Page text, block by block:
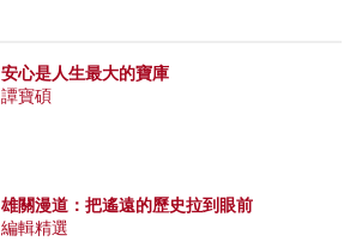
安心是人生最大的寶庫
譚寶碩
雄關漫道：把遙遠的歷史拉到眼前
編輯精選